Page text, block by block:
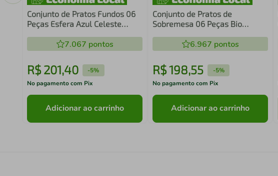
Conjunto de Pratos Fundos 06
Peças Esfera Azul Celeste
7.067 pontos
R$ 201,40 -5%
No pagamento com Pix
Adicionar ao carrinho
Conjunto de Pratos de
Sobremesa 06 Peças Bio
6.967 pontos
R$198,55 -5%
No pagamento com Pix
Adicionar ao carrinho